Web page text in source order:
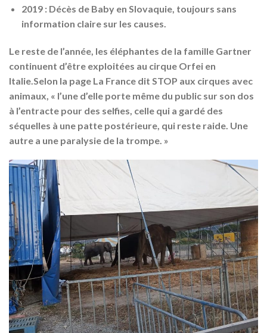
2019 :Décès de Baby en Slovaquie, toujours sans
information claire sur les causes.
Le reste de l’année, les éléphantes de la famille Gartner
continuent d’être exploitées au cirque Orfei en
Italie.Selon la page La France dit STOP aux cirques avec
animaux , « l’une d’elle porte même du public sur son dos
à l’entracte pour des selfies, celle qui a gardé des
séquelles à une patte postérieure, qui reste raide. Une
autre a une paralysie de la trompe. »